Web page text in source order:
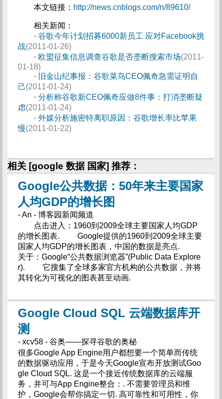
本文链接： http://news.cnblogs.com/n/89610/
相关新闻：
· 谷歌今年计划招募6000新员工 应对Facebook挑
战(2011-01-26)
· 欧盟征集信息调查谷歌是否垄断搜索市场(2011-
01-18)
·
旧金山纪事报：谷歌菜鸟CEO佩奇急需证明自
己(2011-01-24)
· 分析称谷歌新CEO佩奇应做8件事：打消垄断疑
虑(2011-01-24)
· 外媒分析施密特离职原因：谷歌增长率比苹果
慢(2011-01-22)
相关 [google 数据 国家] 推荐：
Google公共数据：50年来主要国家
人均GDP的增长图
- An - 博客园新闻频道
点击进入：1960到2009全球主要国家人均GDP
的增长图表. Google提供的1960到2009全球主要
国家人均GDP的增长图表，中国的数据是亮点.
关于：Google“公共数据浏览器”(Public Data Explore
r). 它搜集了全球多家官方机构的公共数据，并将
其转化为可视化的图表甚至动画.
Google Cloud SQL 云端数据库开
测
- xcv58 - 谷奥——探寻谷歌的奥秘
很多Google App Engine用户都想要一个简单而传统
的数据驱动应用，于是今天Google宣布开放测试Goo
gle Cloud SQL. 这是一个接近传统数据库的云端服
务，并可与App Engine整合：. 不需要管理员和维
护，Google会帮你搞定一切. 高可靠性和可用性，你